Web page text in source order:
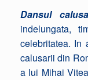
Dansul
indelungata,
celebritatea. In
calusarii din
a lui Mihai